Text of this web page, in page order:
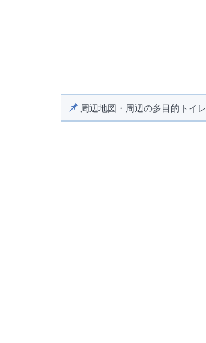
周辺地図・周辺の多目的トイレ